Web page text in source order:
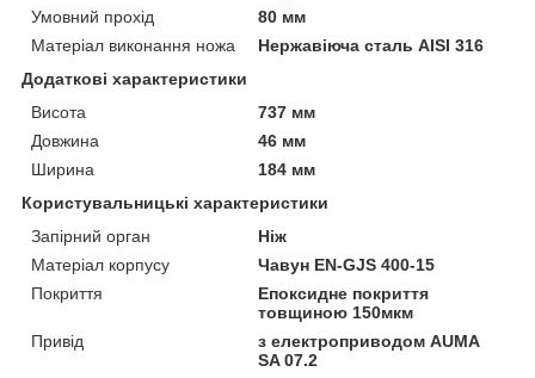
Умовний прохід
80 мм
Матеріал виконання ножа
Нержавіюча сталь AISI 316
Додаткові характеристики
Висота
737 мм
Довжина
46 мм
Ширина
184 мм
Користувальницькі характеристики
Запірний орган
Ніж
Матеріал корпусу
Чавун EN-GJS 400-15
Покриття
Епоксидне покриття
товщиною 150мкм
Привід
з електроприводом AUMA
SA 07.2